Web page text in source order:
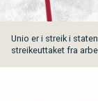
Unio er i streik i
streikeuttaket fra